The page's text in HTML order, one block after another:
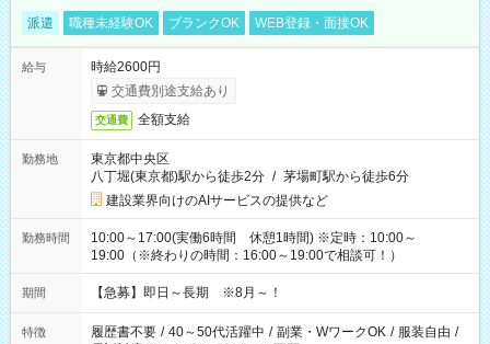
派遣 職種未経験OK ブランクOK WEB登録・面接OK
給与
時給2600円
交通費別途支給あり
交通費 全額支給
勤務地
東京都中央区
八丁堀(東京都)駅から徒歩2分 / 茅場町駅から徒歩6分
建設業界向けのAIサービスの提供など
勤務時間
10:00～17:00(実働6時間 休憩1時間) ※定時：10:00～
19:00（※終わりの時間：16:00～19:00で相談可！）
期間 【急募】即日～長期 ※8月～！
特徴 履歴書不要 / 40～50代活躍中 / 副業・WワークOK / 服装自由 /